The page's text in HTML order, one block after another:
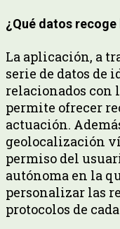
¿Qué datos recoge
La aplicación, a
serie de datos de
relacionados con
permite ofrecer
actuación.
geolocalización
permiso del
autónoma en la
personalizar las
protocolos de